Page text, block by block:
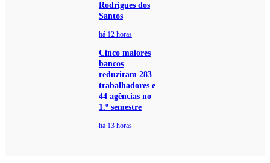
Rodrigues dos
Santos
há 12 horas
Cinco maiores
bancos
reduziram 283
trabalhadores e
44 agências no
1.º semestre
há 13 horas